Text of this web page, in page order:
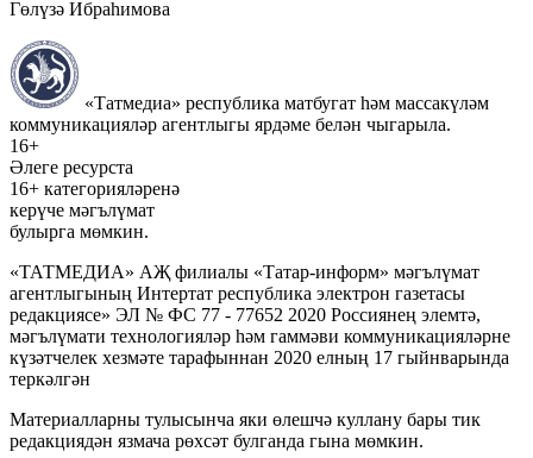
Гөлүзә Ибраһимова
«Татмедиа» республика матбугат һәм массакүләм
коммуникацияләр агентлыгы ярдәме белән чыгарыла.
16+
Әлеге ресурста
16+ категорияләренә
керүче мәгълүмат
булырга мөмкин.
«ТАТМЕДИА» АҖ филиалы «Татар-информ» мәгълүмат
агентлыгының Интертат республика электрон газетасы
редакциясе» ЭЛ № ФС 77 - 77652 2020 Россиянең элемтә,
мәгълүмати технологияләр һәм гаммәви коммуникацияләрне
күзәтчелек хезмәте тарафыннан 2020 елның 17 гыйнварында
теркәлгән
Материалларны тулысынча яки өлешчә куллану бары тик
редакциядән язмача рөхсәт булганда гына мөмкин.